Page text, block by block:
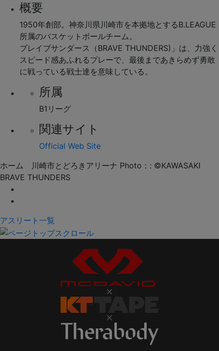
概要
1950年創部。神奈川県川崎市を本拠地とするB.LEAGUE
所属のバスケットボールチーム。
ブレイブサンダース（BRAVE THUNDERS)」は、力強く
スピード感あふれるプレーで、最後まであきらめず勇敢
に戦っている戦士達を意味している。
所属
B1リーグ
関連サイト
Official Web Site
ホーム 川崎市とどろきアリーナ Photo：: ©KAWASAKI
BRAVE THUNDERS
アスリート一覧